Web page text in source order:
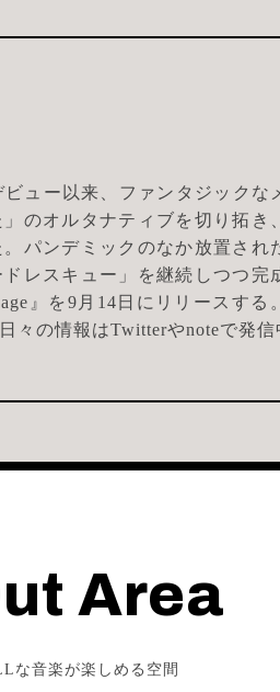
ュー以来、ファンタジックな
のオルタナティブを切り拓き
パンデミックのなか放置され
レスキュー」を継続しつつ完
』を9月14日にリリースする
々の情報はTwitterやnoteで発信
Area
な音楽が楽しめる空間